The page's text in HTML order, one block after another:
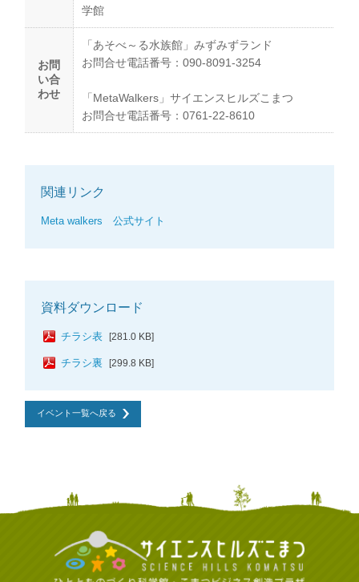
学館
お問
い合
わせ
「あそべ～る水族館」みずみずランド
お問合せ電話番号：090-8091-3254
「MetaWalkers」サイエンスヒルズこまつ
お問合せ電話番号：0761-22-8610
関連リンク
Meta walkers 公式サイト
資料ダウンロード
チラシ表 [281.0 KB]
チラシ裏 [299.8 KB]
イベント一覧へ戻る